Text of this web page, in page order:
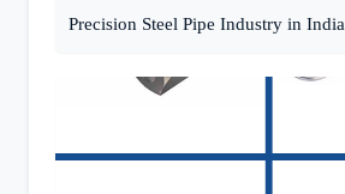
Precision Steel Pipe Industry in India